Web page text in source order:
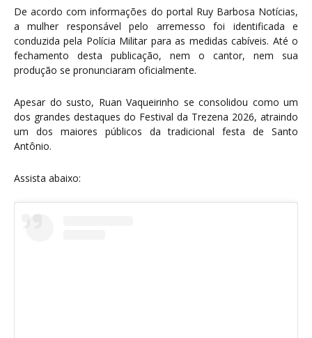
De acordo com informações do portal Ruy Barbosa Notícias,
a mulher responsável pelo arremesso foi identificada e
conduzida pela Polícia Militar para as medidas cabíveis. Até o
fechamento desta publicação, nem o cantor, nem sua
produção se pronunciaram oficialmente.
Apesar do susto, Ruan Vaqueirinho se consolidou como um
dos grandes destaques do Festival da Trezena 2026, atraindo
um dos maiores públicos da tradicional festa de Santo
Antônio.
Assista abaixo: